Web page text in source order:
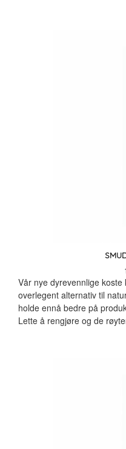
Vår nye dyrevennlige
overlegent alternativ til
holde ennå bedre på
Lette å rengjøre og de